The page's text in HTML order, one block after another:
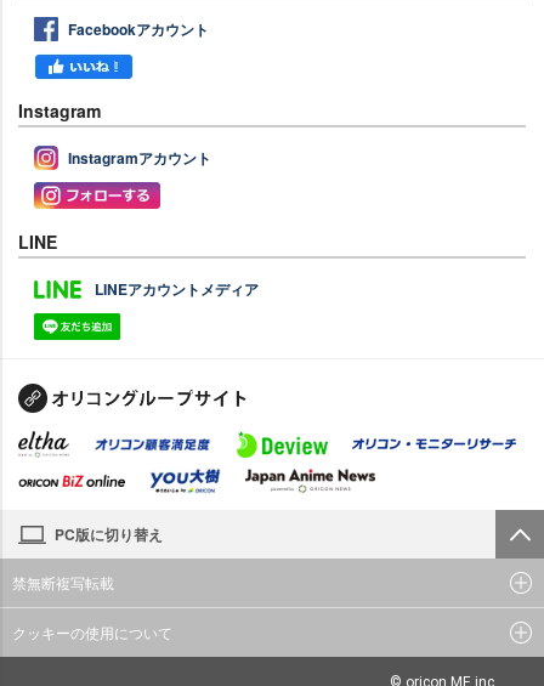
Facebookアカウント
Instagram
Instagramアカウント
LINE
LINEアカウントメディア
PC版に切り替え
禁無断複写転載
クッキーの使用について
© oricon ME inc.